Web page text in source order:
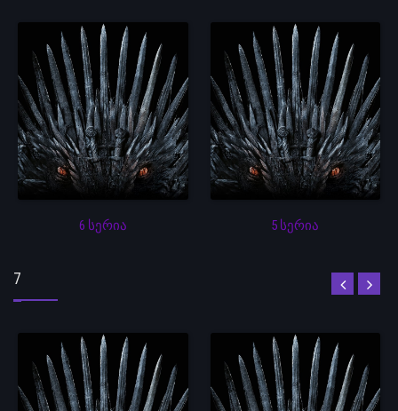
6 სერია 5 სერია
7